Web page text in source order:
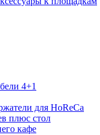
4+1
для HoReCa
плюс стол
кафе